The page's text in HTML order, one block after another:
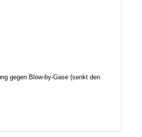
gegen Blow-by-Gase (senkt den